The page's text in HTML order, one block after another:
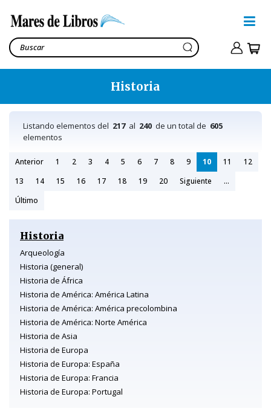
Historia
Listando elementos del 217al 240 de un total de 605
elementos
Anterior 1 2 3 4 5 6 7 8 9 10 11
12
13
14 15 16 17 18 19 20 Siguiente
...
Último
Historia
Arqueología
Historia (general)
Historia de África
Historia de América: América Latina
Historia de América: América precolombina
Historia de América: Norte América
Historia de Asia
Historia de Europa
Historia de Europa: España
Historia de Europa: Francia
Historia de Europa: Portugal